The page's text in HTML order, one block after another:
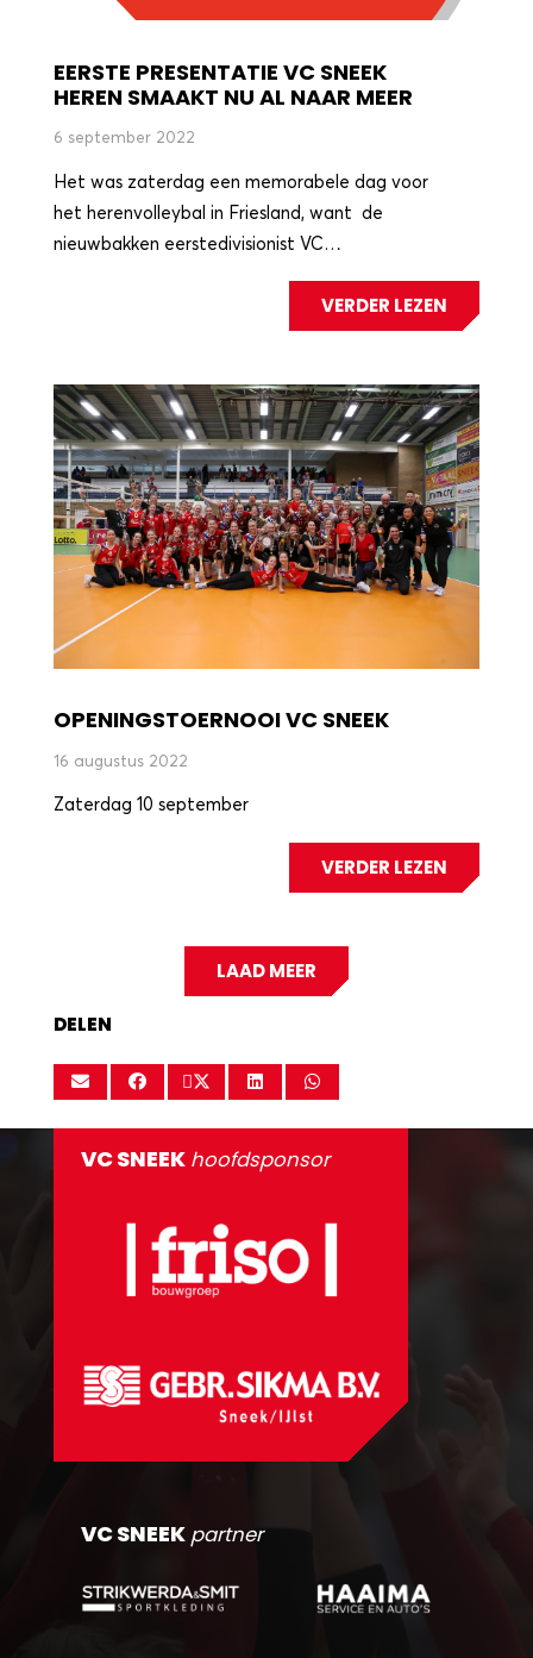
EERSTE PRESENTATIE VC SNEEK
HEREN SMAAKT NU AL NAAR MEER
6 september 2022
Het was zaterdag een memorabele dag voor
het herenvolleybal in Friesland, want de
nieuwbakken eerstedivisionist VC…
VERDER LEZEN
OPENINGSTOERNOOI VC SNEEK
16 augustus 2022
Zaterdag 10 september
VERDER LEZEN
LAAD MEER
DELEN
VC SNEEK hoofdsponsor
VC SNEEK partner